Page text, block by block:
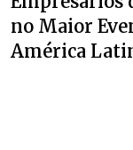
no Maior
América